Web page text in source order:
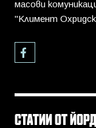
масови
"Климент
СТАТИИ ОТ